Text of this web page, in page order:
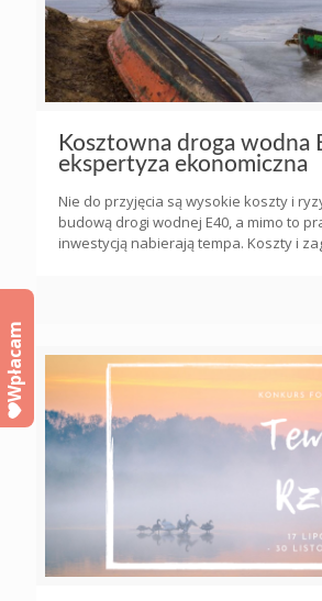
Kosztowna droga wodna
ekspertyza ekonomiczna
Nie do przyjęcia są wysokie koszty i
budową drogi wodnej E40, a mimo to
inwestycją nabierają tempa. Koszty i
Wpłacam